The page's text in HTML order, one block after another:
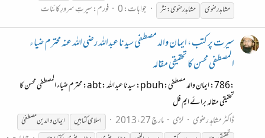
مشاہدرضوی
مشاہدرضوی:نثر جوابات: 0 فورم:سیرتِ سرورِ کائنات
سیرت پر کتب ، ایمان والد مصطفی سیدنا عبداللہ رضی اللہ عنہ محترم ضیاء
المصطفی محسن کا تحقیقی مقالہ
:786: ایمان والد مصطفی:pbuh: سیدنا عبداللہ :abt: محترم ضیاء المصطفی محسن کا
تحقیقی مقالہ برائے ایم فل
ڈاکٹر مشاہد رضوی
لڑی مارچ 27، 2013 اسلامی کتابیں
ایمان والدین مصطفیٰ